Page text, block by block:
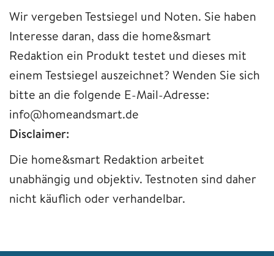
Wir vergeben Testsiegel und Noten. Sie haben
Interesse daran, dass die home&smart
Redaktion ein Produkt testet und dieses mit
einem Testsiegel auszeichnet? Wenden Sie sich
bitte an die folgende E-Mail-Adresse:
info@homeandsmart.de
Disclaimer:
Die home&smart Redaktion arbeitet
unabhängig und objektiv. Testnoten sind daher
nicht käuflich oder verhandelbar.